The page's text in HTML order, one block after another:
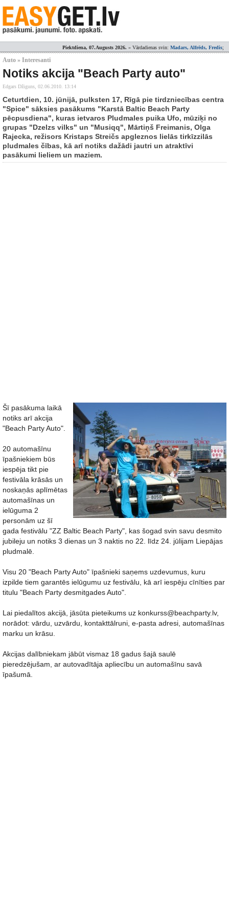
Piektdiena, 07.Augusts 2026. » Vārdadienas svin: Madars, Alfrēds, Fredis;
Auto » Interesanti
Notiks akcija "Beach Party auto"
Edgars Džiguns, 02.06.2010. 13:14
Ceturtdien, 10. jūnijā, pulksten 17, Rīgā pie tirdzniecības centra
"Spice" sāksies pasākums "Karstā Baltic Beach Party
pēcpusdiena", kuras ietvaros Pludmales puika Ufo, mūziķi no
grupas "Dzelzs vilks" un "Musiqq", Mārtiņš Freimanis, Olga
Rajecka, režisors Kristaps Streičs apgleznos lielās tirkīzzilās
pludmales čības, kā arī notiks dažādi jautri un atraktīvi
pasākumi lieliem un maziem.
Šī pasākuma laikā
notiks arī akcija
"Beach Party Auto".
20 automašīnu
īpašniekiem būs
iespēja tikt pie
festivāla krāsās un
noskaņās aplīmētas
automašīnas un
ielūguma 2
personām uz šī
gada festivālu "ZZ Baltic Beach Party", kas šogad svin savu desmito
jubileju un notiks 3 dienas un 3 naktis no 22. līdz 24. jūlijam Liepājas
pludmalē.
Visu 20 "Beach Party Auto" īpašnieki saņems uzdevumus, kuru
izpilde tiem garantēs ielūgumu uz festivālu, kā arī iespēju cīnīties par
titulu "Beach Party desmitgades Auto".
Lai piedalītos akcijā, jāsūta pieteikums uz konkurss@beachparty.lv,
norādot: vārdu, uzvārdu, kontakttālruni, e-pasta adresi, automašīnas
marku un krāsu.
Akcijas dalībniekam jābūt vismaz 18 gadus šajā saulē
pieredzējušam, ar autovadītāja apliecību un automašīnu savā
īpašumā.